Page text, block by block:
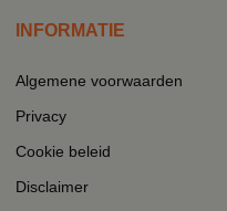
INFORMATIE
Algemene voorwaarden
Privacy
Cookie beleid
Disclaimer